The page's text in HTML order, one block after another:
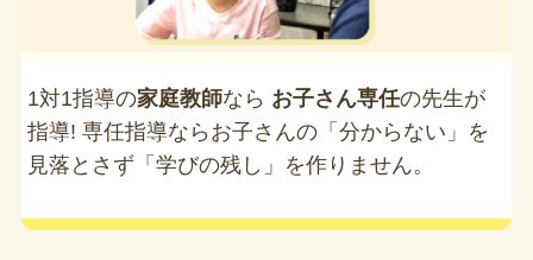
1対1指導の家庭教師なら お子さん専任の先生が
指導! 専任指導ならお子さんの「分からない」を
見落とさず「学びの残し」を作りません。